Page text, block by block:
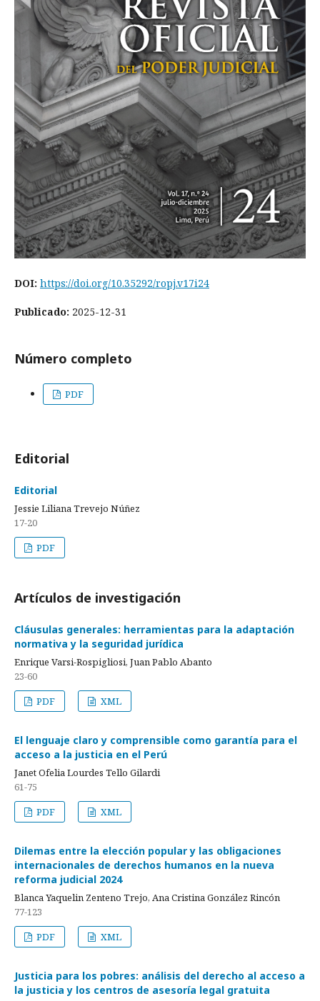
DOI: https://doi.org/10.35292/ropj.v17i24
Publicado: 2025-12-31
Número completo
PDF
Editorial
Editorial
Jessie Liliana Trevejo Núñez
17-20
PDF
Artículos de investigación
Cláusulas generales: herramientas para la adaptación
normativa y la seguridad jurídica
Enrique Varsi-Rospigliosi, Juan Pablo Abanto
23-60
PDF
XML
El lenguaje claro y comprensible como garantía para el
acceso a la justicia en el Perú
Janet Ofelia Lourdes Tello Gilardi
61-75
PDF
XML
Dilemas entre la elección popular y las obligaciones
internacionales de derechos humanos en la nueva
reforma judicial 2024
Blanca Yaquelin Zenteno Trejo, Ana Cristina González Rincón
77-123
PDF
XML
Justicia para los pobres: análisis del derecho al acceso a
la justicia y los centros de asesoría legal gratuita